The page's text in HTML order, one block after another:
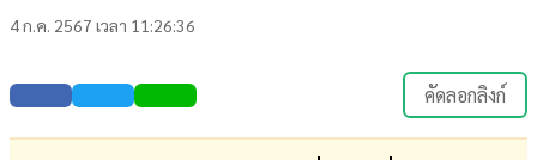
4 ก.ค. 2567 เวลา 11:26:36
คัดลอกลิงก์
บันเทิง
ตรวจ
หวย